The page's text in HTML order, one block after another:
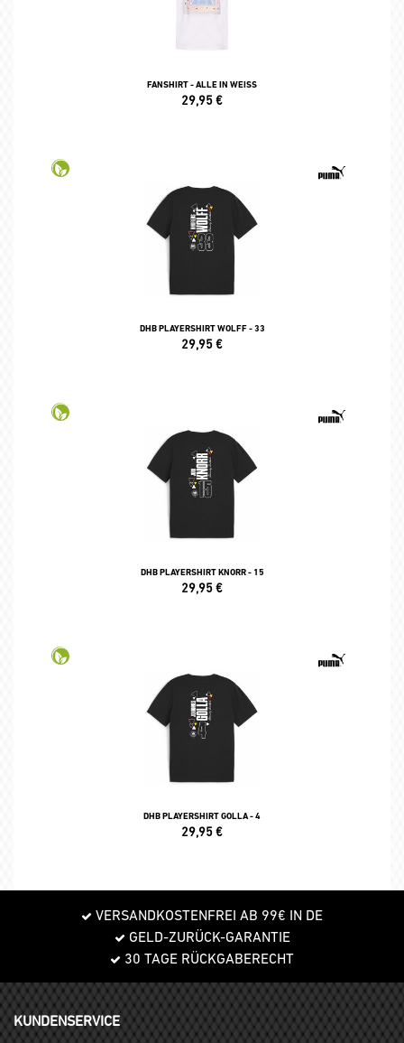
FANSHIRT - ALLE IN WEISS
29,95€
DHB PLAYERSHIRT WOLFF - 33
29,95€
DHB PLAYERSHIRT KNORR - 15
29,95€
DHB PLAYERSHIRT GOLLA - 4
29,95€
VERSANDKOSTENFREI AB 99€ IN DE
GELD-ZURÜCK-GARANTIE
30 TAGE RÜCKGABERECHT
KUNDENSERVICE